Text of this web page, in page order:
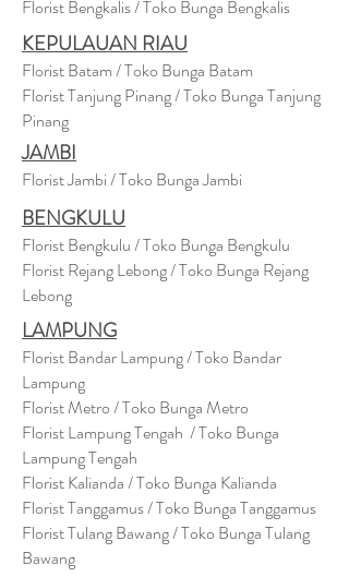
Florist Bengkalis / Toko Bunga Bengkalis
KEPULAUAN RIAU
Florist Batam / Toko Bunga Batam
Florist Tanjung Pinang / Toko Bunga Tanjung
Pinang
JAMBI
Florist Jambi / Toko Bunga Jambi
BENGKULU
Florist Bengkulu / Toko Bunga Bengkulu
Florist Rejang Lebong / Toko Bunga Rejang
Lebong
LAMPUNG
Florist Bandar Lampung / Toko Bandar
Lampung
Florist Metro / Toko Bunga Metro
Florist Lampung Tengah / Toko Bunga
Lampung Tengah
Florist Kalianda / Toko Bunga Kalianda
Florist Tanggamus / Toko Bunga Tanggamus
Florist Tulang Bawang / Toko Bunga Tulang
Bawang